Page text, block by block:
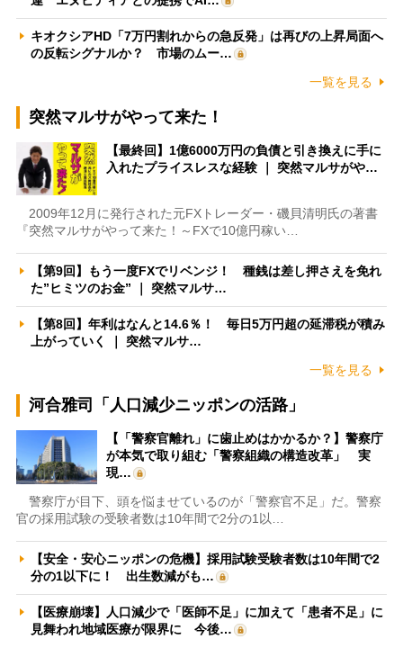
キオクシアHD「7万円割れからの急反発」は再びの上昇局面へ
の反転シグナルか？ 市場のムー…
一覧を見る
突然マルサがやって来た！
【最終回】1億6000万円の負債と引き換えに手に
入れたプライスレスな経験 ｜ 突然マルサがや…
2009年12月に発行された元FXトレーダー・磯貝清明氏の著書
『突然マルサがやって来た！～FXで10億円稼い…
【第9回】もう一度FXでリベンジ！ 種銭は差し押さえを免れ
た”ヒミツのお金” ｜ 突然マルサ…
【第8回】年利はなんと14.6％！ 毎日5万円超の延滞税が積み
上がっていく ｜ 突然マルサ…
一覧を見る
河合雅司「人口減少ニッポンの活路」
【「警察官離れ」に歯止めはかかるか？】警察庁
が本気で取り組む「警察組織の構造改革」 実
現…
警察庁が目下、頭を悩ませているのが「警察官不足」だ。警察
官の採用試験の受験者数は10年間で2分の1以…
【安全・安心ニッポンの危機】採用試験受験者数は10年間で2
分の1以下に！ 出生数減がも…
【医療崩壊】人口減少で「医師不足」に加えて「患者不足」に
見舞われ地域医療が限界に 今後…